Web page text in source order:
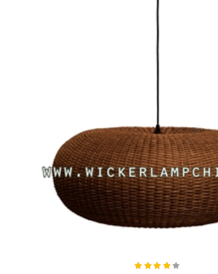
Añadir al carro